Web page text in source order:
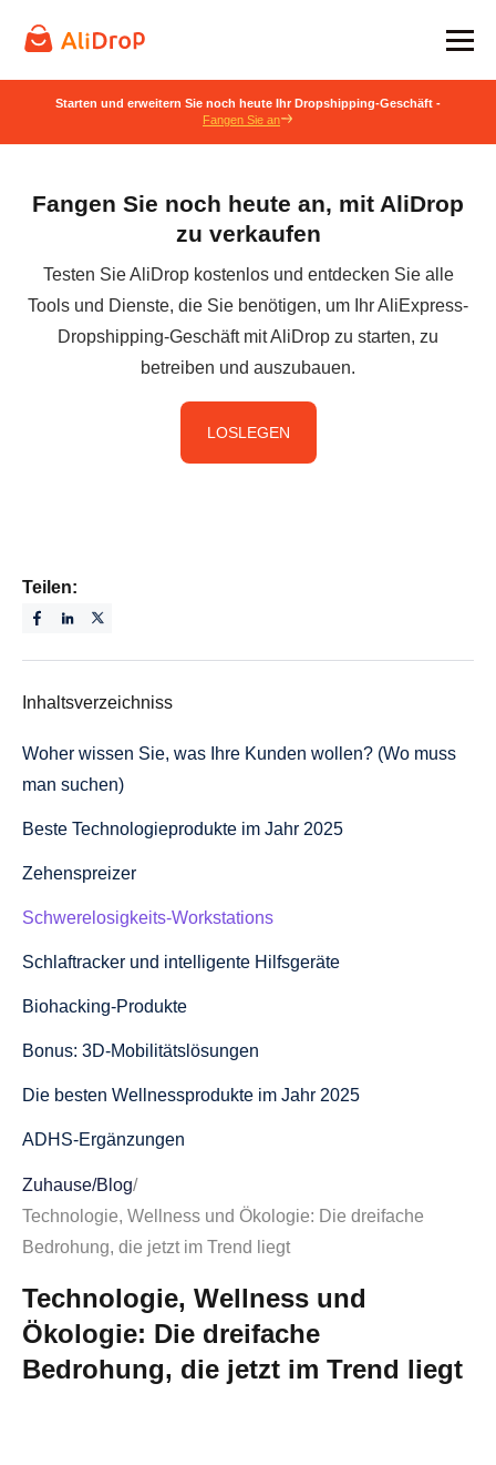
Starten und erweitern Sie noch heute Ihr Dropshipping-Geschäft -
Fangen Sie an
Fangen Sie noch heute an, mit AliDrop
zu verkaufen
Testen Sie AliDrop kostenlos und entdecken Sie alle
Tools und Dienste, die Sie benötigen, um Ihr AliExpress-
Dropshipping-Geschäft mit AliDrop zu starten, zu
betreiben und auszubauen.
LOSLEGEN
Teilen:
Inhaltsverzeichniss
Woher wissen Sie, was Ihre Kunden wollen? (Wo muss
man suchen)
Beste Technologieprodukte im Jahr 2025
Zehenspreizer
Schwerelosigkeits-Workstations
Schlaftracker und intelligente Hilfsgeräte
Biohacking-Produkte
Bonus: 3D-Mobilitätslösungen
Die besten Wellnessprodukte im Jahr 2025
ADHS-Ergänzungen
Rübengummis
Pilzkaffee, Ashwagandha-Tee und probiotische
Limonaden
Beste Öko-Produkte im Jahr 2025
Nachfüllbare Schönheitsprodukte
Zuhause/Blog/
Technologie, Wellness und Ökologie: Die dreifache
Bedrohung, die jetzt im Trend liegt
Technologie, Wellness und
Ökologie: Die dreifache
Bedrohung, die jetzt im Trend liegt